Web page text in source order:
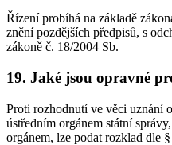
Řízení probíhá na základě
znění pozdějších předpisů, s
zákoně č. 18/2004 Sb.
19. Jaké jsou opravné
Proti rozhodnutí ve věci uznání
ústředním orgánem státní
orgánem, lze podat rozklad dle